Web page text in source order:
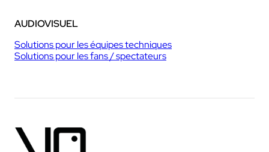
AUDIOVISUEL
Solutions pour les équipes techniques
Solutions pour les fans / spectateurs